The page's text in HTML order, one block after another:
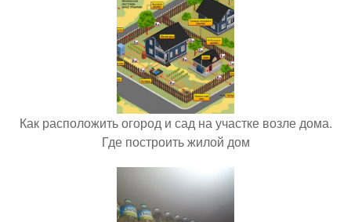
Как расположить огород и сад на участке возле дома.
Где построить жилой дом